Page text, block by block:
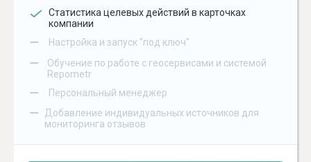
Статистика целевых действий в карточках
компании
– Настройка и запуск "под ключ"
–
Обучение по работе с геосервисами и системой
Repometr
– Персональный менеджер
–
Добавление индивидуальных источников для
мониторинга отзывов